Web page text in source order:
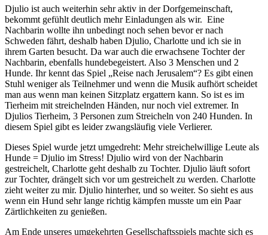
Djulio ist auch weiterhin sehr aktiv in der Dorfgemeinschaft,
bekommt gefühlt deutlich mehr Einladungen als wir. Eine
Nachbarin wollte ihn unbedingt noch sehen bevor er nach
Schweden fährt, deshalb haben Djulio, Charlotte und ich sie in
ihrem Garten besucht. Da war auch die erwachsene Tochter der
Nachbarin, ebenfalls hundebegeistert. Also 3 Menschen und 2
Hunde. Ihr kennt das Spiel „Reise nach Jerusalem“? Es gibt einen
Stuhl weniger als Teilnehmer und wenn die Musik aufhört scheidet
man aus wenn man keinen Sitzplatz ergattern kann. So ist es im
Tierheim mit streichelnden Händen, nur noch viel extremer. In
Djulios Tierheim, 3 Personen zum Streicheln von 240 Hunden. In
diesem Spiel gibt es leider zwangsläufig viele Verlierer.
Dieses Spiel wurde jetzt umgedreht: Mehr streichelwillige Leute als
Hunde = Djulio im Stress! Djulio wird von der Nachbarin
gestreichelt, Charlotte geht deshalb zu Tochter. Djulio läuft sofort
zur Tochter, drängelt sich vor um gestreichelt zu werden. Charlotte
zieht weiter zu mir. Djulio hinterher, und so weiter. So sieht es aus
wenn ein Hund sehr lange richtig kämpfen musste um ein Paar
Zärtlichkeiten zu genießen.
Am Ende unseres umgekehrten Gesellschaftsspiels machte sich es